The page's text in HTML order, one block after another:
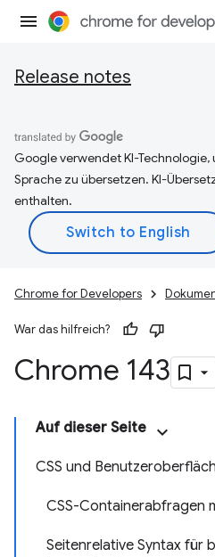
Release notes
Google verwendet KI-
Sprache zu übersetzen. KI-
enthalten.
Chrome for Developers
War das hilfreich?
Chrome 143
Auf dieser Seite
CSS und
CSS-Containerabfragen
Seitenrelative Syntax für